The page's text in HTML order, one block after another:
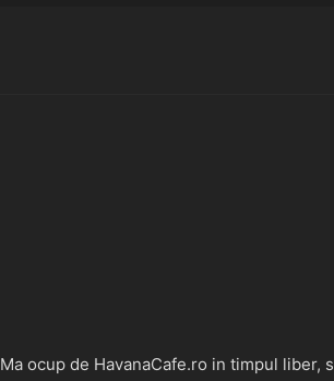
Ma ocup de HavanaCafe.ro in timpul